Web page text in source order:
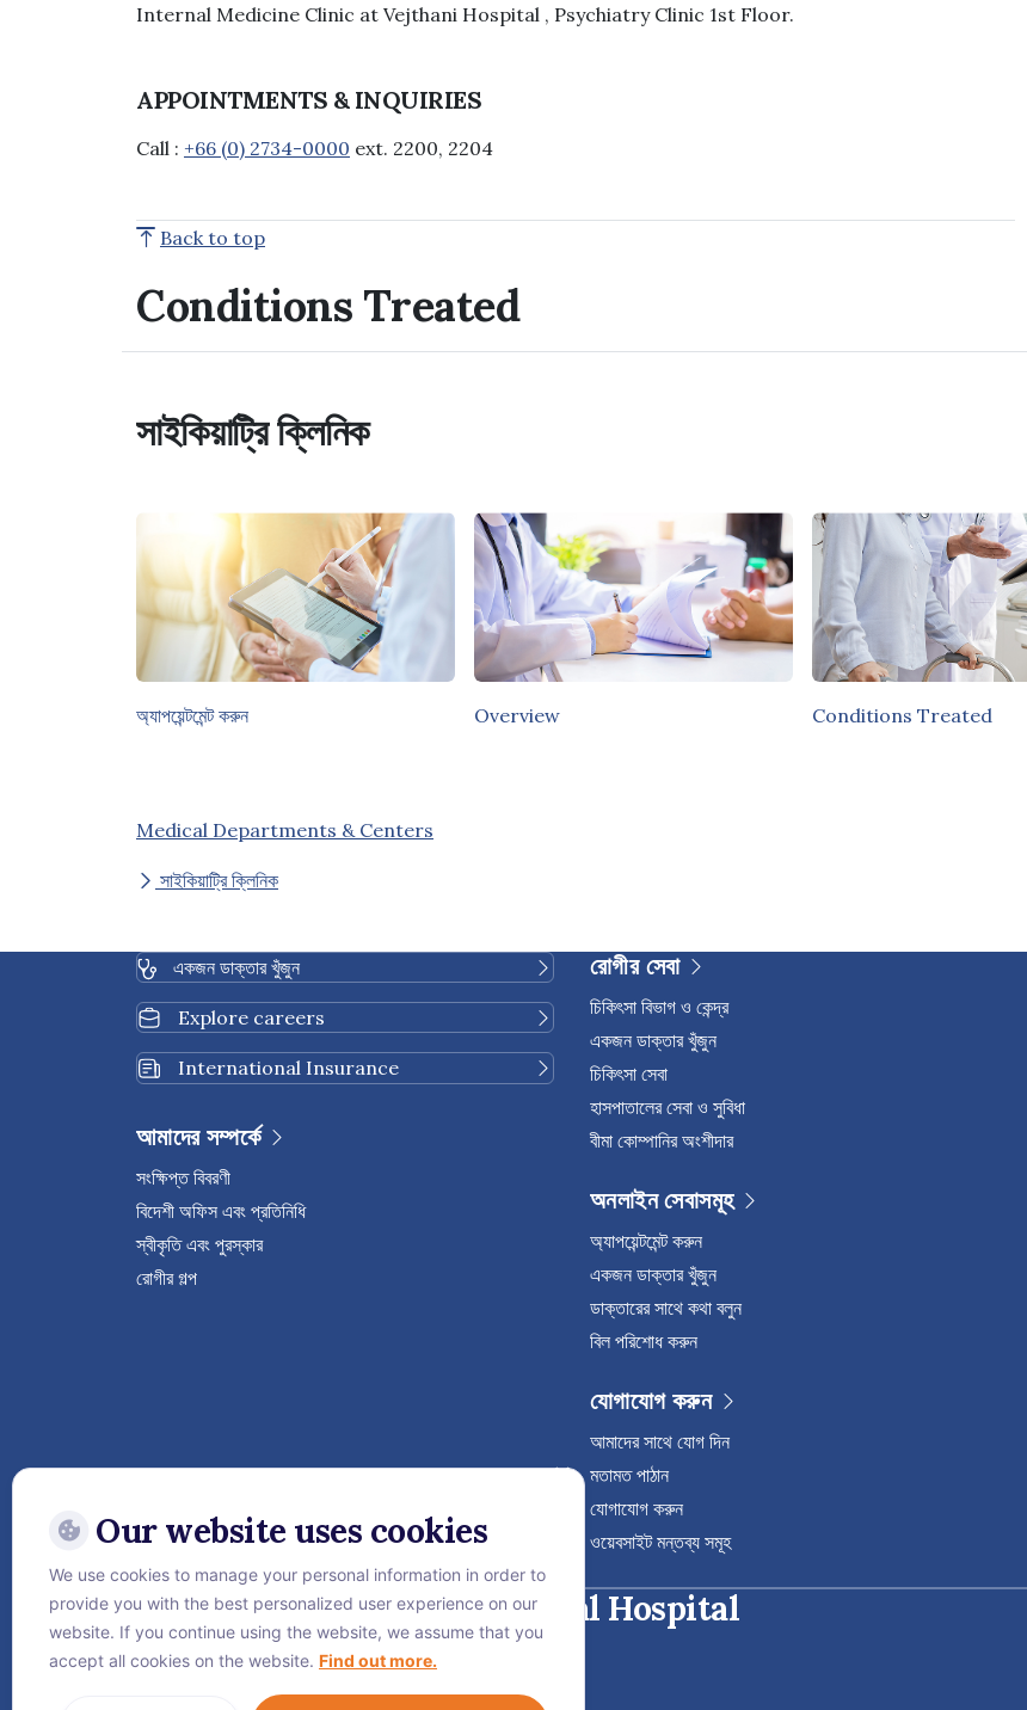
Internal Medicine Clinic at Vejthani Hospital , Psychiatry Clinic 1st Floor.
APPOINTMENTS & INQUIRIES
Call : +66 (0) 2734-0000 ext. 2200, 2204
Back to top
Conditions Treated
সাইকিয়াট্রি ক্লিনিক
অ্যাপয়েন্টমেন্ট করুন Overview Conditions Treated
Medical Departments & Centers
সাইকিয়াট্রি ক্লিনিক
একজন ডাক্তার খুঁজুন
Explore careers
International Insurance
আমাদের সম্পর্কে
সংক্ষিপ্ত বিবরণী
বিদেশী অফিস এবং প্রতিনিধি
স্বীকৃতি এবং পুরস্কার
রোগীর গল্প
রোগীর সেবা
চিকিৎসা বিভাগ ও কেন্দ্র
একজন ডাক্তার খুঁজুন
চিকিৎসা সেবা
হাসপাতালের সেবা ও সুবিধা
বীমা কোম্পানির অংশীদার
অনলাইন সেবাসমূহ
অ্যাপয়েন্টমেন্ট করুন
একজন ডাক্তার খুঁজুন
ডাক্তারের সাথে কথা বলুন
বিল পরিশোধ করুন
যোগাযোগ করুন
আমাদের সাথে যোগ দিন
মতামত পাঠান
যোগাযোগ করুন
ওয়েবসাইট মন্তব্য সমূহ
Follow Vejthani International Hospital
Our website uses cookies
We use cookies to manage your personal information in order to
provide you with the best personalized user experience on our
website. If you continue using the website, we assume that you
accept all cookies on the website. Find out more.